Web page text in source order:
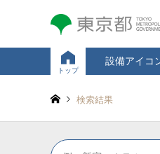
トップ
設備アイコ
検索結果